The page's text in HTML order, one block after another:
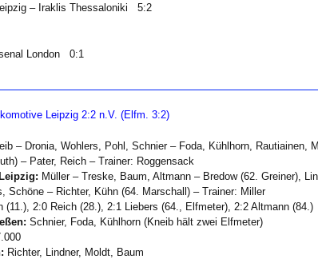
– Iraklis Thessaloniki 5:2
London 0:1
Leipzig 2:2 n.V. (Elfm. 3:2)
– Dronia, Wohlers, Pohl, Schnier – Foda, Kühlhorn, Rautiainen,
– Pater, Reich – Trainer: Roggensack
Müller – Treske, Baum, Altmann – Bredow (62. Greiner),
Schöne – Richter, Kühn (64. Marschall) – Trainer: Miller
(11.), 2:0 Reich (28.), 2:1 Liebers (64., Elfmeter), 2:2 Altmann (84.)
Schnier, Foda, Kühlhorn (Kneib hält zwei Elfmeter)
Richter, Lindner, Moldt, Baum